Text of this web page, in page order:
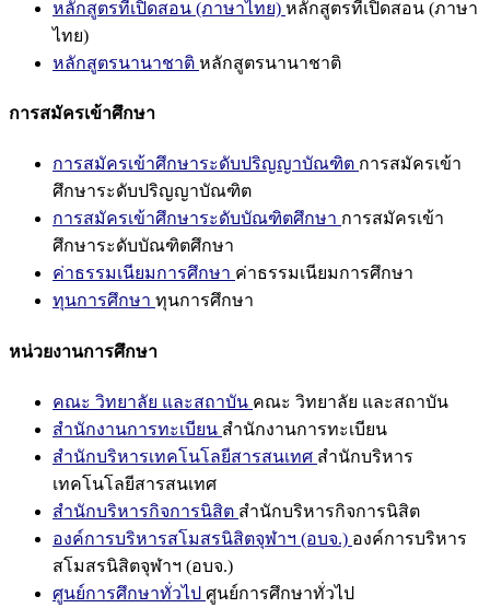
หลักสูตรที่เปิดสอน (ภาษาไทย) หลักสูตรที่เปิดสอน (ภาษา
ไทย)
หลักสูตรนานาชาติ หลักสูตรนานาชาติ
การสมัครเข้าศึกษา
การสมัครเข้าศึกษาระดับปริญญาบัณฑิต การสมัครเข้า
ศึกษาระดับปริญญาบัณฑิต
การสมัครเข้าศึกษาระดับบัณฑิตศึกษา การสมัครเข้า
ศึกษาระดับบัณฑิตศึกษา
ค่าธรรมเนียมการศึกษา ค่าธรรมเนียมการศึกษา
ทุนการศึกษา ทุนการศึกษา
หน่วยงานการศึกษา
คณะ วิทยาลัย และสถาบัน คณะ วิทยาลัย และสถาบัน
สำนักงานการทะเบียน สำนักงานการทะเบียน
สำนักบริหารเทคโนโลยีสารสนเทศ สำนักบริหาร
เทคโนโลยีสารสนเทศ
สำนักบริหารกิจการนิสิต สำนักบริหารกิจการนิสิต
องค์การบริหารสโมสรนิสิตจุฬาฯ (อบจ.) องค์การบริหาร
สโมสรนิสิตจุฬาฯ (อบจ.)
ศูนย์การศึกษาทั่วไป ศูนย์การศึกษาทั่วไป